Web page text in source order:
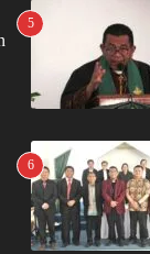
5
6